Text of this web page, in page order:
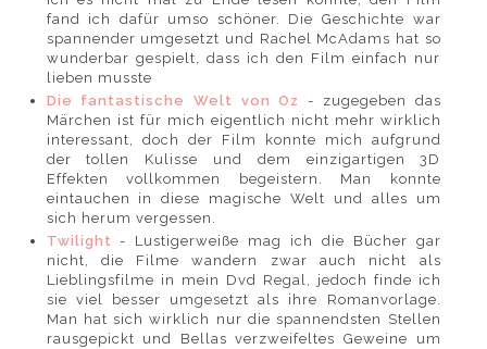
fand ich dafür umso schöner. Die Geschichte war
spannender umgesetzt und Rachel McAdams hat so
wunderbar gespielt, dass ich den Film einfach nur
lieben musste
Die fantastische Welt von Oz
- zugegeben das
Märchen ist für mich eigentlich nicht mehr wirklich
interessant, doch der Film konnte mich aufgrund
der tollen Kulisse und dem einzigartigen 3D
Effekten vollkommen begeistern. Man konnte
eintauchen in diese magische Welt und alles um
sich herum vergessen.
Twilight - Lustigerweiße mag ich die Bücher gar
nicht, die Filme wandern zwar auch nicht als
Lieblingsfilme in mein Dvd Regal, jedoch finde ich
sie viel besser umgesetzt als ihre Romanvorlage.
Man hat sich wirklich nur die spannendsten Stellen
rausgepickt und Bellas verzweifeltes Geweine um